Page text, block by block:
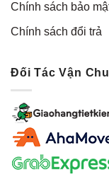
Chính sách bảo
Chính sách đổi trả
Đối Tác Vận